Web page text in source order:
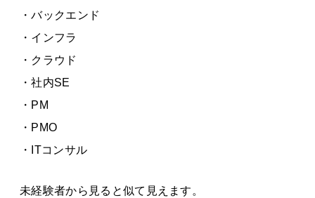
・バックエンド
・インフラ
・クラウド
・社内SE
・PM
・PMO
・ITコンサル
未経験者から見ると似て見えます。